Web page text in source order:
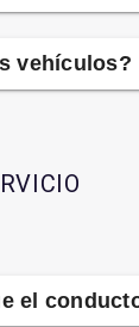
vehículos?
el